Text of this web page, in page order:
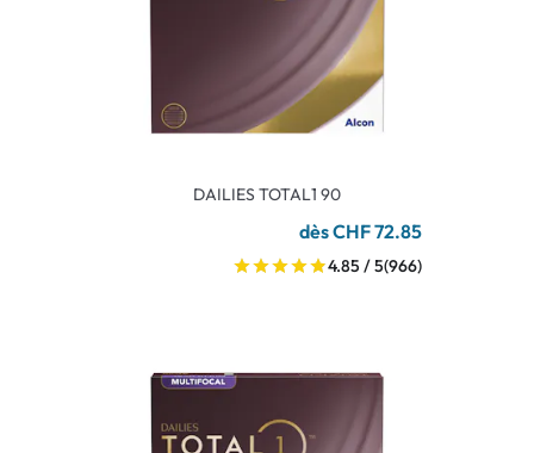
DAILIES TOTAL1 90
dès CHF 72.85
4.85 / 5(966)